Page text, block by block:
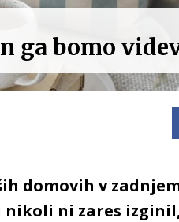
ga bomo
domovih v
ni zares